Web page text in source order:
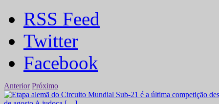
RSS Feed
Twitter
Facebook
Anterior Próximo